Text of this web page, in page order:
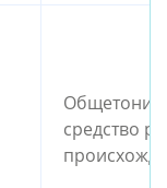
средство